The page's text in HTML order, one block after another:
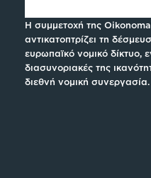
Η συμμετοχή της
αντικατοπτρίζει τη
ευρωπαϊκό νομικό δίκτυο,
διασυνοριακές της
διεθνή νομική συνεργασία.